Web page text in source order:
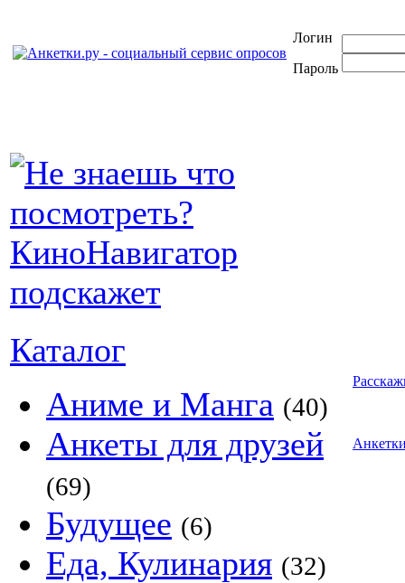
Логин
Пароль
Каталог
Аниме и Манга (40)
Анкеты для друзей
(69)
Будущее (6)
Еда, Кулинария (32)